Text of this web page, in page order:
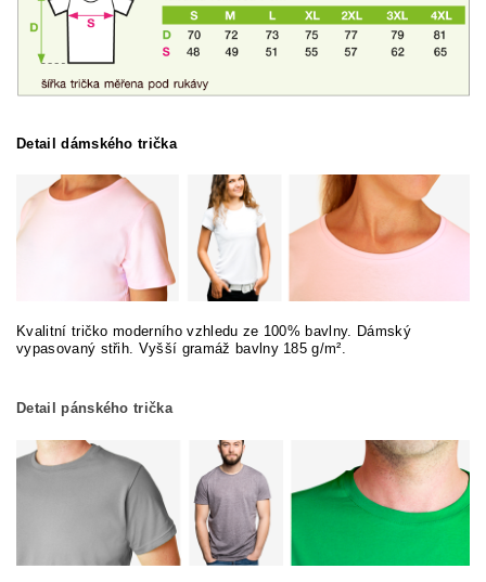
Detail dámského trička
Kvalitní tričko moderního vzhledu ze 100% bavlny. Dámský
vypasovaný střih. Vyšší gramáž bavlny 185 g/m².
Detail pánského trička